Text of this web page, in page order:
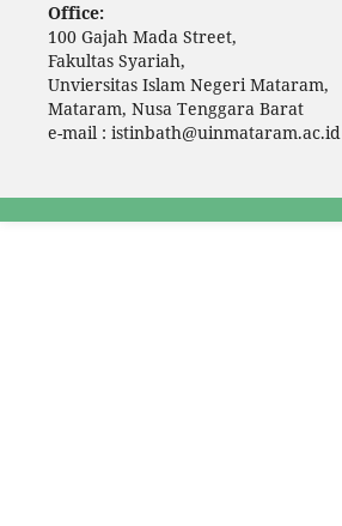
Office:
100 Gajah Mada Street,
Fakultas Syariah,
Unviersitas Islam Negeri Mataram,
Mataram, Nusa Tenggara Barat
e-mail : istinbath@uinmataram.ac.id